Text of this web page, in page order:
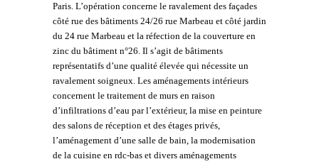
Paris. L’opération concerne le ravalement des façades
côté rue des bâtiments 24/26 rue Marbeau et côté jardin
du 24 rue Marbeau et la réfection de la couverture en
zinc du bâtiment n°26. Il s’agit de bâtiments
représentatifs d’une qualité élevée qui nécessite un
ravalement soigneux. Les aménagements intérieurs
concernent le traitement de murs en raison
d’infiltrations d’eau par l’extérieur, la mise en peinture
des salons de réception et des étages privés,
l’aménagement d’une salle de bain, la modernisation
de la cuisine en rdc-bas et divers aménagements